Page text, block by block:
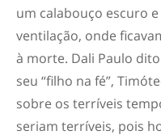
um calabouço escuro
ventilação, onde
à morte. Dali Paulo
seu “filho na fé”,
sobre os terríveis
seriam terríveis, pois